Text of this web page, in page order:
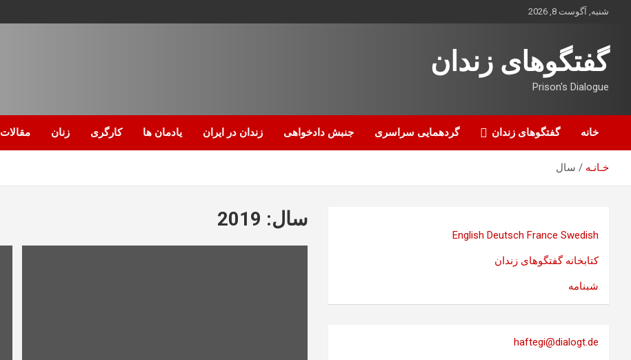
شنبه, آگوست 8, 2026
گفتگوهای زندان
Prison's Dialogue
خانه گفتگوهای زندان گردهمایی سراسری جنبش دادخواهی زندان در ایران یادمان ها کارگری زنان مقالات
خـانـه سال
سال: 2019
English Deutsch France Swedish
کتابخانه گفتگوهای زندان
شبنامه
haftegi@dialogt.de